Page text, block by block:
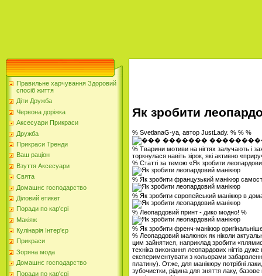
Правильне харчування Здоровий
спосіб життя
Діти Дружба
Червона доріжка
Аксесуари Прикраси
Дружба
Прикраси Тренди
Ваш раціон
Взуття Аксесуари
Свята
Домашнє господарство
Діловий етикет
Поради по кар'єрі
Макіяж
Кулінарія Інтер'єр
Прикраси
Зоряна мода
Домашнє господарство
Поради по кар'єрі
Як зробити
% SvetlanaG-ya, автор JustLady. % % %
% Тварини мотиви на нігтях залучають і
торкнулася навіть зірок, які активно
% Статті за темою «Як зробити
% Як зробити французький манікюр
% Як зробити європейський манікюр в
% Леопардовий принт - дико модно! %
% Як зробити френч-манікюр
% Леопардовий малюнок як ніколи
цим зайнятися, наприклад зробити
техніка виконання леопардових нігтів
експериментувати з кольорами
платину). Отже, для манікюру потрібні
зубочистки, рідина для зняття лаку,